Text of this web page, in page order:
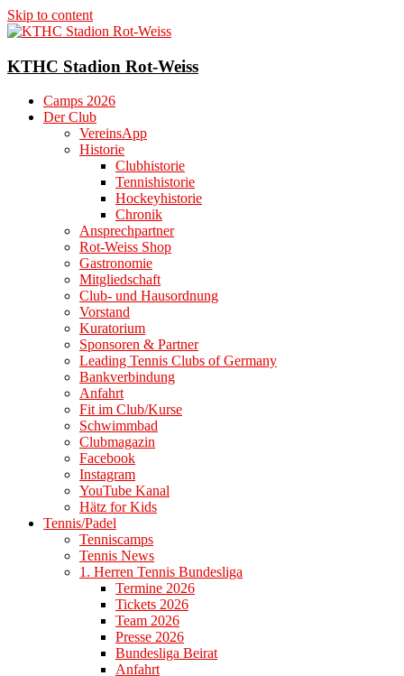
Skip to content
KTHC Stadion Rot-Weiss
Camps 2026
Der Club
VereinsApp
Historie
Clubhistorie
Tennishistorie
Hockeyhistorie
Chronik
Ansprechpartner
Rot-Weiss Shop
Gastronomie
Mitgliedschaft
Club- und Hausordnung
Vorstand
Kuratorium
Sponsoren & Partner
Leading Tennis Clubs of Germany
Bankverbindung
Anfahrt
Fit im Club/Kurse
Schwimmbad
Clubmagazin
Facebook
Instagram
YouTube Kanal
Hätz for Kids
Tennis/Padel
Tenniscamps
Tennis News
1. Herren Tennis Bundesliga
Termine 2026
Tickets 2026
Team 2026
Presse 2026
Bundesliga Beirat
Anfahrt